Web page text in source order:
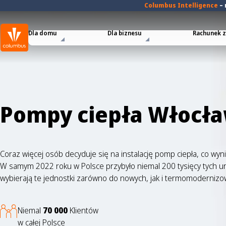
Columbus Intelligence –
Dla domu Dla biznesu Rachunek
Pompy ciepła
Coraz więcej osób decyduje się na instalację pomp ciepła, co
W samym 2022 roku w Polsce przybyło niemal 200 tysięcy tych
wybierają te jednostki zarówno do nowych, jak i
Niemal 70 000 Klientów
w całej Polsce